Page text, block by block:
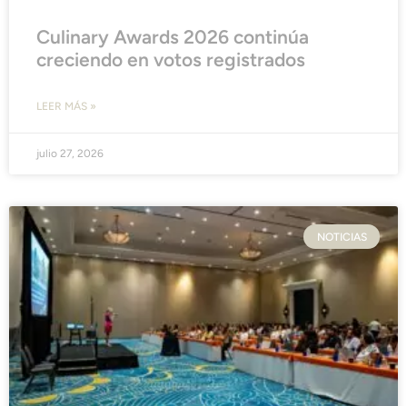
Culinary Awards 2026 continúa
creciendo en votos registrados
LEER MÁS »
julio 27, 2026
NOTICIAS